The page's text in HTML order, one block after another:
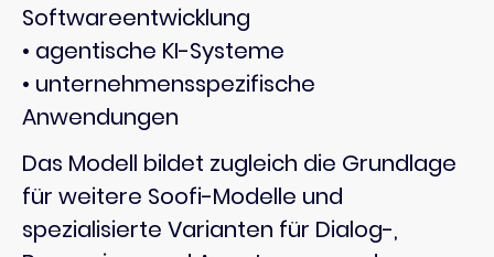
Softwareentwicklung
• agentische KI-Systeme
• unternehmensspezifische
Anwendungen
Das Modell bildet zugleich die Grundlage
für weitere Soofi-Modelle und
spezialisierte Varianten für Dialog-,